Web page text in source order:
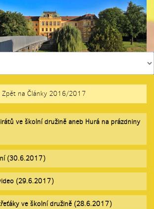
Zpět na Články 2016/2017
ve školní družině aneb Hurá na prázdniny
(30.6.2017)
(29.6.2017)
ve školní družině (28.6.2017)